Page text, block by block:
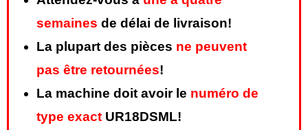
semaines de délai de livraison!
La plupart des pièces ne peuvent
pas être retournées!
La machine doit avoir le numéro de
type exact UR18DSML!